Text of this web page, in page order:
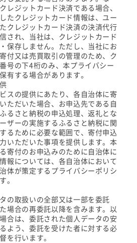
レジットカード決済である場合、
たクレジットカード情報は、ユー
クレジットカード決済の決済代行
され、当社は、クレジットカード
保存しません。ただし、当社にお
付又は売買取引の管理のため、ク
号の下4桁のみ、本プライバシー
有する場合があります。
スの提供にあたり、各自治体に寄
ただいた場合、お申込先である自
るさと納税の申込処理、返礼とな
ザーの実施するふるさと納税に関
るために必要な範囲で、寄付申込
いただいた事項を提供します。本
寄付のお申込みのために自治体に
報については、各自治体において
体が策定するプライバシーポリシ
。
の取扱いの全部又は一部を委託
場合の再委託以降を含みます。以
合は、委託された個人データの安
よう、委託を受けた者に対する必
を行います。